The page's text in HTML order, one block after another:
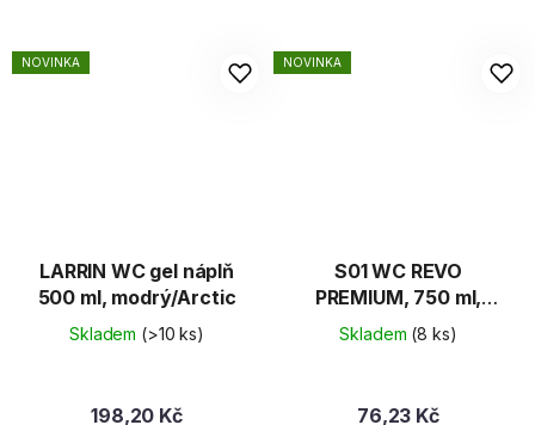
NOVINKA
LARRIN WC gel náplň
500 ml, modrý/Arctic
Skladem (>10 ks)
198,20 Kč
NOVINKA
S01 WC REVO
PREMIUM, 750 ml,
modré, čisticí
prostředek na toalety
Skladem (8 ks)
76,23 Kč